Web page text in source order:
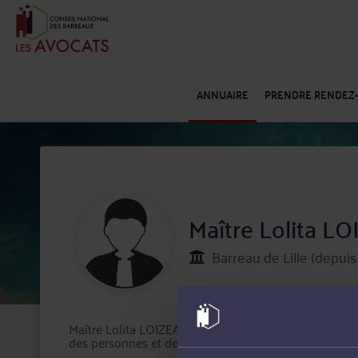
ANNUAIRE PRENDRE
Maître Lolita
Barreau de Lille
Maître Lolita LOIZEAU exerce à Lille en tant
des personnes et de leur patrimoine.